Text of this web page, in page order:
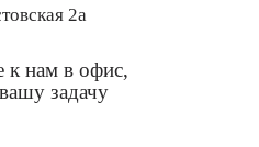
2а
к нам в офис,
задачу